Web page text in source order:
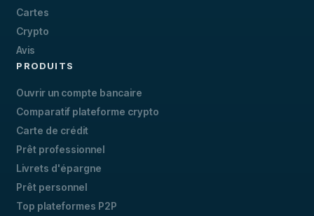
Cartes
Crypto
Avis
PRODUITS
Ouvrir un compte bancaire
Comparatif plateforme crypto
Carte de crédit
Prêt professionnel
Livrets d'épargne
Prêt personnel
Top plateformes P2P